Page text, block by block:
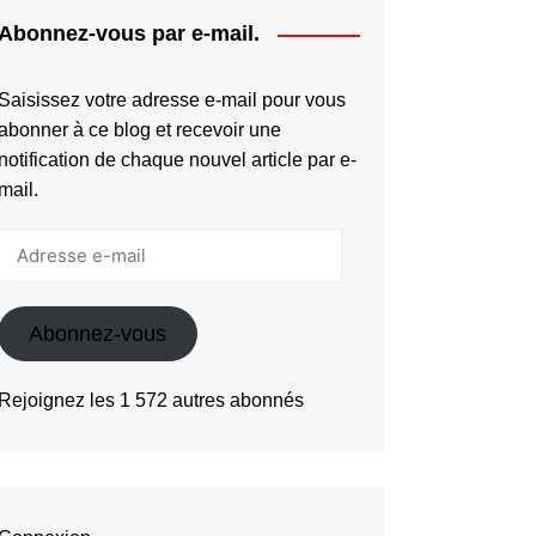
vous par e-mail.
Saisissez votre adresse e-mail pour vous
à ce blog et recevoir une
notification de chaque nouvel article par e-
mail.
Abonnez-vous
Rejoignez les 1 572 autres abonnés